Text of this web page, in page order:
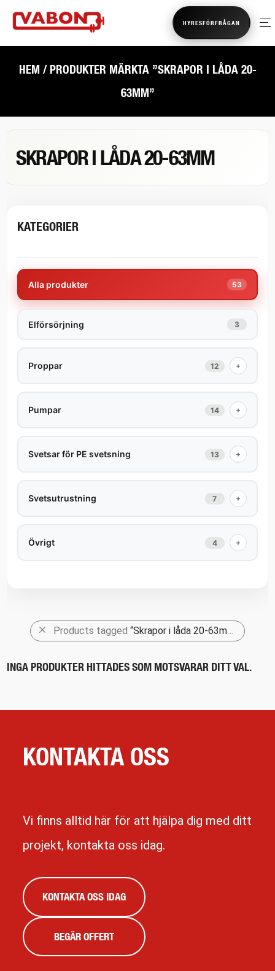
HYRESFÖRFRÅGAN
HEM / PRODUKTER MÄRKTA ”SKRAPOR I LÅDA 20-
63MM”
SKRAPOR I LÅDA 20-63MM
KATEGORIER
Alla produkter 53
Elförsörjning 3
Proppar 12 +
Pumpar 14 +
Svetsar för PE svetsning 13 +
Svetsutrustning 7 +
Övrigt 4 +
Products tagged “Skrapor i låda 20-63mm”
INGA PRODUKTER HITTADES SOM MOTSVARAR DITT VAL.
KONTAKTA OSS
Vi finns alltid här för att hjälpa dig med ditt
projekt, kontakta oss idag.
KONTAKTA OSS IDAG
BEGÄR OFFERT